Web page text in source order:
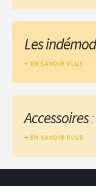
Les
EN SAVOIR PLUS
Accessoires:
EN SAVOIR PLUS